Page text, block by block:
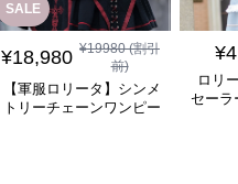
SALE
¥18,980 ¥19980(割引
前)
【軍服ロリータ】シンメ
トリーチェーンワンピー
¥
ロリ
セーラ